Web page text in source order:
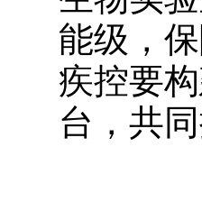
能级，
疾控要
台，共